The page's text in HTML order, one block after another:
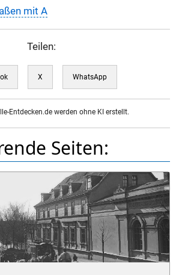
mit A
Teilen:
X WhatsApp
Entdecken.de werden ohne KI erstellt.
Seiten: